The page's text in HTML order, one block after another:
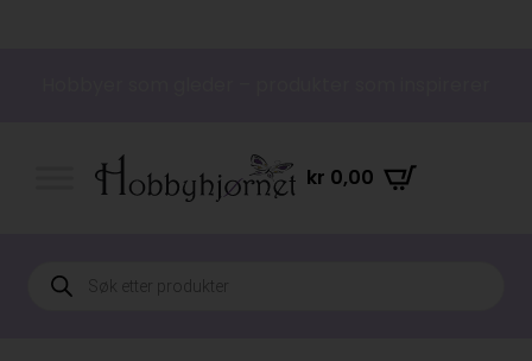
kr 0,00
Products
search